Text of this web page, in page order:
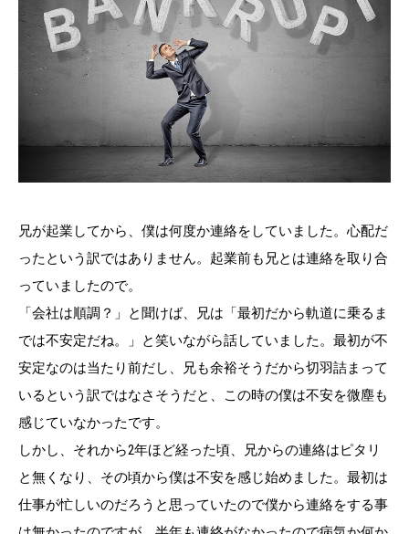
兄が起業してから、僕は何度か連絡をしていました。心配だ
ったという訳ではありません。起業前も兄とは連絡を取り合
っていましたので。
「会社は順調？」と聞けば、兄は「最初だから軌道に乗るま
では不安定だね。」と笑いながら話していました。最初が不
安定なのは当たり前だし、兄も余裕そうだから切羽詰まって
いるという訳ではなさそうだと、この時の僕は不安を微塵も
感じていなかったです。
しかし、それから2年ほど経った頃、兄からの連絡はピタリ
と無くなり、その頃から僕は不安を感じ始めました。最初は
仕事が忙しいのだろうと思っていたので僕から連絡をする事